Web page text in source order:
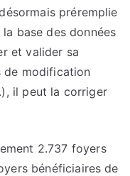
préremplie
base des données
et valider sa
de modification
il peut la corriger
2.737 foyers
bénéficiaires de